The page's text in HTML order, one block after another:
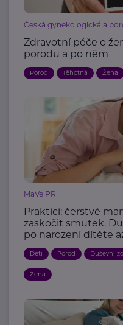
Česká gynekologická a
Zdravotní péče o
porodu a po něm
Porod Těhotná Žena
MaVe PR
Praktici: čerstvé
zaskočit smutek.
po narození dítěte
Děti Porod Duševní
Žena